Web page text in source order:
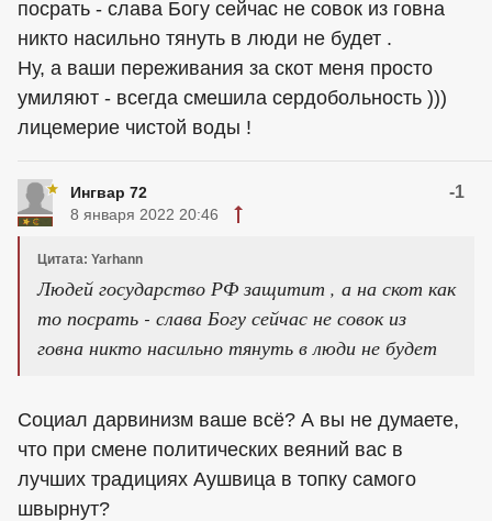
посрать - слава Богу сейчас не совок из говна
никто насильно тянуть в люди не будет .
Ну, а ваши переживания за скот меня просто
умиляют - всегда смешила сердобольность )))
лицемерие чистой воды !
Ингвар 72 -1
8 января 2022 20:46
Цитата: Yarhann
Людей государство РФ защитит , а на скот как
то посрать - слава Богу сейчас не совок из
говна никто насильно тянуть в люди не будет
Социал дарвинизм ваше всё? А вы не думаете,
что при смене политических веяний вас в
лучших традициях Аушвица в топку самого
швырнут?